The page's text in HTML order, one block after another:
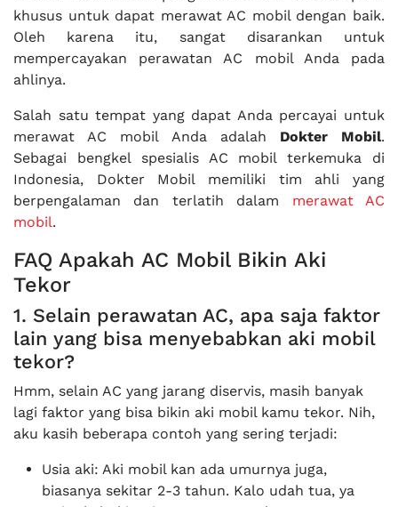
khusus untuk dapat merawat AC mobil dengan baik.
Oleh karena itu, sangat disarankan untuk
mempercayakan perawatan AC mobil Anda pada
ahlinya.
Salah satu tempat yang dapat Anda percayai untuk
merawat AC mobil Anda adalah Dokter Mobil.
Sebagai bengkel spesialis AC mobil terkemuka di
Indonesia, Dokter Mobil memiliki tim ahli yang
berpengalaman dan terlatih dalam merawat AC
mobil.
FAQ Apakah AC Mobil Bikin Aki
Tekor
1. Selain perawatan AC, apa saja faktor
lain yang bisa menyebabkan aki mobil
tekor?
Hmm, selain AC yang jarang diservis, masih banyak
lagi faktor yang bisa bikin aki mobil kamu tekor. Nih,
aku kasih beberapa contoh yang sering terjadi:
Usia aki: Aki mobil kan ada umurnya juga,
biasanya sekitar 2-3 tahun. Kalo udah tua, ya